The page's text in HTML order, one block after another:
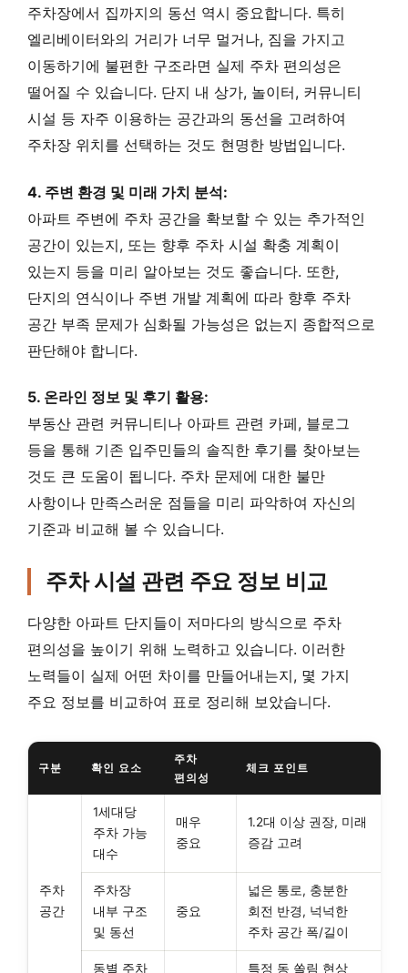
주차장에서 집까지의 동선 역시 중요합니다. 특히
엘리베이터와의 거리가 너무 멀거나, 짐을 가지고
이동하기에 불편한 구조라면 실제 주차 편의성은
떨어질 수 있습니다. 단지 내 상가, 놀이터, 커뮤니티
시설 등 자주 이용하는 공간과의 동선을 고려하여
주차장 위치를 선택하는 것도 현명한 방법입니다.
4. 주변 환경 및 미래 가치 분석:
아파트 주변에 주차 공간을 확보할 수 있는 추가적인
공간이 있는지, 또는 향후 주차 시설 확충 계획이
있는지 등을 미리 알아보는 것도 좋습니다. 또한,
단지의 연식이나 주변 개발 계획에 따라 향후 주차
공간 부족 문제가 심화될 가능성은 없는지 종합적으로
판단해야 합니다.
5. 온라인 정보 및 후기 활용:
부동산 관련 커뮤니티나 아파트 관련 카페, 블로그
등을 통해 기존 입주민들의 솔직한 후기를 찾아보는
것도 큰 도움이 됩니다. 주차 문제에 대한 불만
사항이나 만족스러운 점들을 미리 파악하여 자신의
기준과 비교해 볼 수 있습니다.
주차 시설 관련 주요 정보 비교
다양한 아파트 단지들이 저마다의 방식으로 주차
편의성을 높이기 위해 노력하고 있습니다. 이러한
노력들이 실제 어떤 차이를 만들어내는지, 몇 가지
주요 정보를 비교하여 표로 정리해 보았습니다.
구분 확인 요소
주차
편의성
체크 포인트
주차
공간
1세대당
주차 가능
대수
매우
중요
1.2대 이상 권장, 미래
증감 고려
주차장
내부 구조
및 동선
중요
넓은 통로, 충분한
회전 반경, 넉넉한
주차 공간 폭/길이
동별 주차 특정 동 쏠림 현상